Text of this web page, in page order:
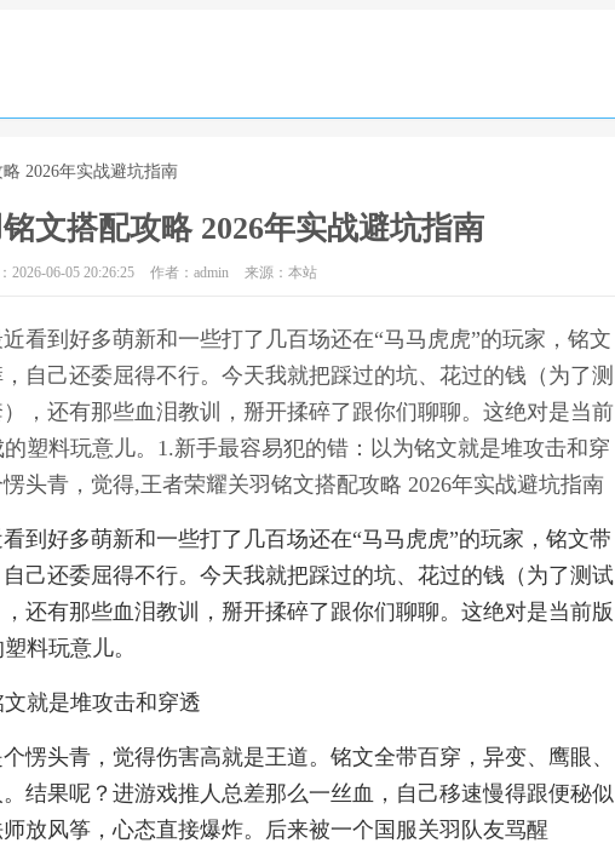
2026年实战避坑指南
文搭配攻略 2026年实战避坑指南
2026-06-05 20:26:25 作者：admin 来源：本站
看到好多萌新和一些打了几百场还在“马马虎虎”的玩家，铭文
自己还委屈得不行。今天我就把踩过的坑、花过的钱（为了测
，还有那些血泪教训，掰开揉碎了跟你们聊聊。这绝对是当前
塑料玩意儿。1.新手最容易犯的错：以为铭文就是堆攻击和穿
头青，觉得,王者荣耀关羽铭文搭配攻略 2026年实战避坑指南
到好多萌新和一些打了几百场还在“马马虎虎”的玩家，铭文带
己还委屈得不行。今天我就把踩过的坑、花过的钱（为了测试
还有那些血泪教训，掰开揉碎了跟你们聊聊。这绝对是当前版
料玩意儿。
就是堆攻击和穿透
愣头青，觉得伤害高就是王道。铭文全带百穿，异变、鹰眼、
结果呢？进游戏推人总差那么一丝血，自己移速慢得跟便秘似
放风筝，心态直接爆炸。后来被一个国服关羽队友骂醒